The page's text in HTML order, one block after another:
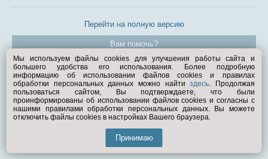
Перейти на полную версию
Вам помочь?
© Exist.ru 1998—2026
Мы используем файлы cookies для улучшения работы сайта и
большего удобства его использования. Более подробную
информацию об использовании файлов cookies и правилах
обработки персональных данных можно найтиздесь. Продолжая
пользоваться сайтом, Вы подтверждаете, что были
проинформированы об использовании файлов cookies и согласны с
нашими правилами обработки персональных данных. Вы можете
отключить файлы cookies в настройках Вашего браузера.
Принимаю